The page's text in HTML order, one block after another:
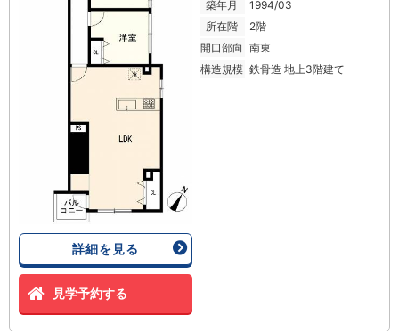
詳細を見る
見学予約する
築年月
1994/03
所在階
2階
開口部向 南東
構造規模 鉄骨造 地上3階建て